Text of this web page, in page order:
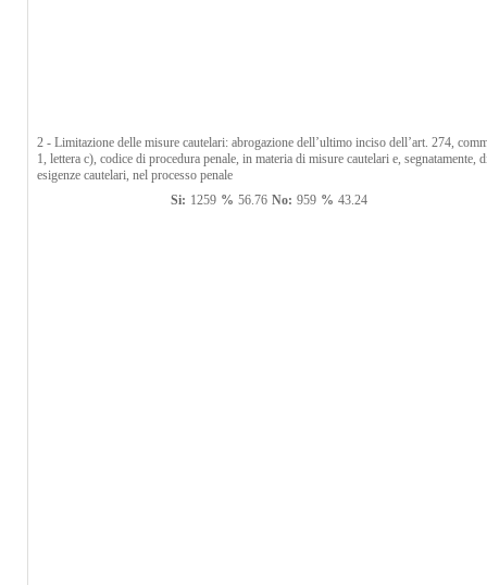
2 - Limitazione delle misure cautelari: abrogazione dell’ultimo inciso dell’art. 274,
1, lettera c), codice di procedura penale, in materia di misure cautelari e, segnatamente,
esigenze cautelari, nel processo penale
Si: 1259 % 56.76 No: 959 % 43.24